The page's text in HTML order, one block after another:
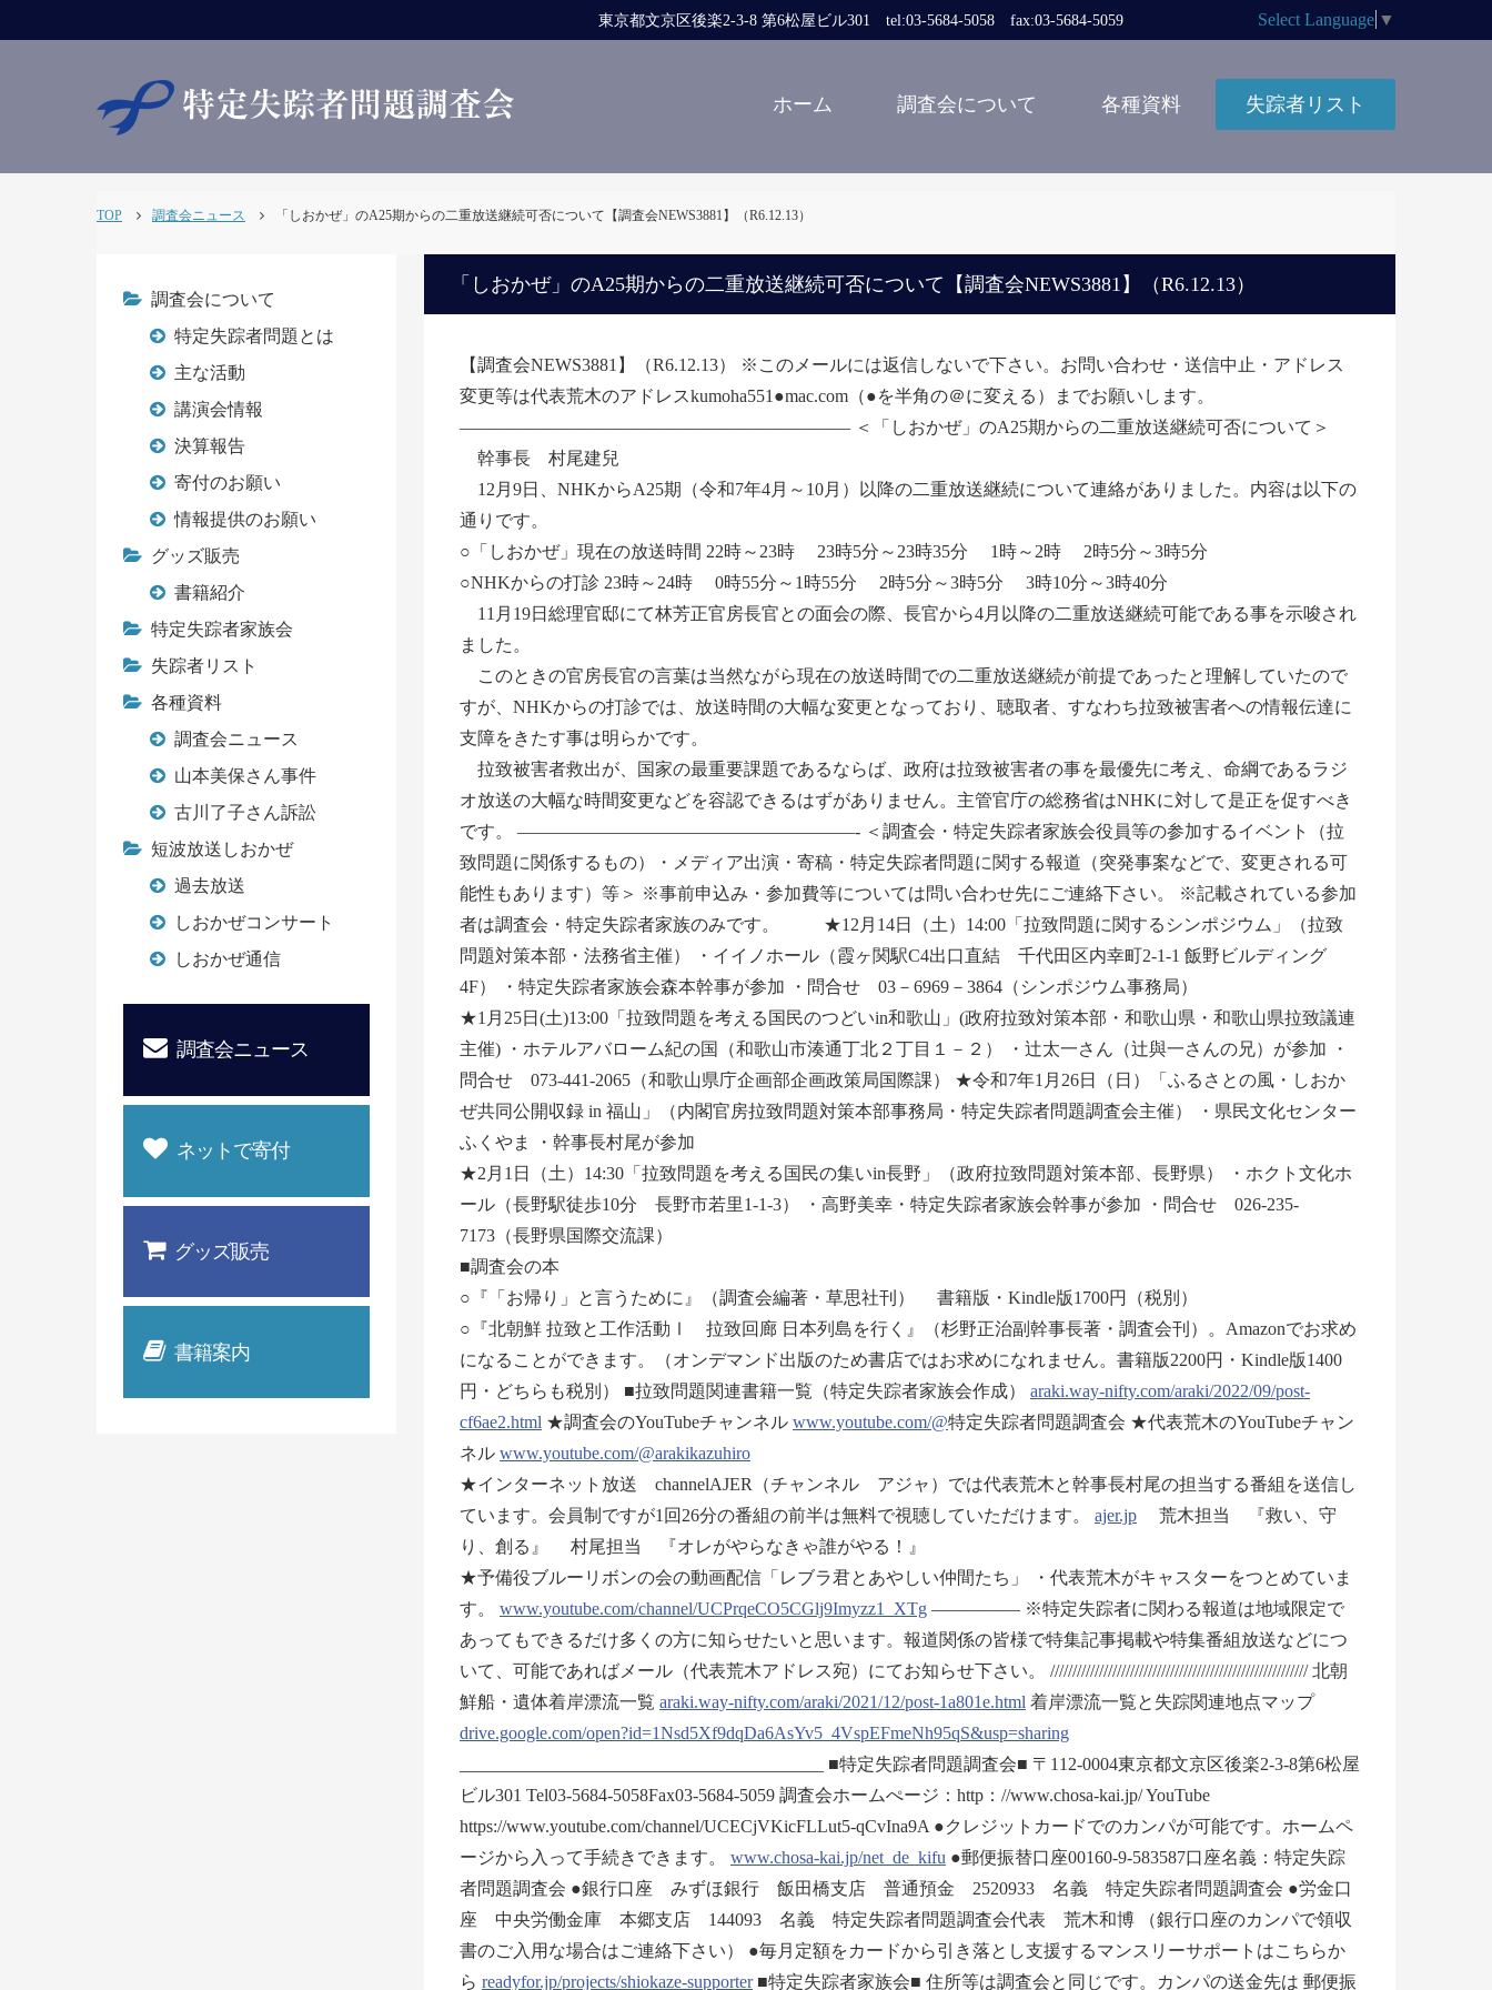
東京都文京区後楽2-3-8 第6松屋ビル301 tel:03-5684-5058 fax:03-5684-5059 Select Language ▼
ホーム 調査会について 各種資料 失踪者リスト
TOP 調査会ニュース 「しおかぜ」のA25期からの二重放送継続可否について【調査会NEWS3881】（R6.12.13）
「しおかぜ」のA25期からの二重放送継続可否について【調査会NEWS3881】（R6.12.13）
【調査会NEWS3881】（R6.12.13） ※このメールには返信しないで下さい。お問い合わせ・送信中止・アドレス
変更等は代表荒木のアドレスkumoha551●mac.com（●を半角の＠に変える）までお願いします。
―――――――――――――――――――――― ＜「しおかぜ」のA25期からの二重放送継続可否について＞
幹事長 村尾建兒
12月9日、NHKからA25期（令和7年4月～10月）以降の二重放送継続について連絡がありました。内容は以下の
通りです。
○「しおかぜ」現在の放送時間 22時～23時 23時5分～23時35分 1時～2時 2時5分～3時5分
○NHKからの打診 23時～24時 0時55分～1時55分 2時5分～3時5分 3時10分～3時40分
11月19日総理官邸にて林芳正官房長官との面会の際、長官から4月以降の二重放送継続可能である事を示唆され
ました。
このときの官房長官の言葉は当然ながら現在の放送時間での二重放送継続が前提であったと理解していたので
すが、NHKからの打診では、放送時間の大幅な変更となっており、聴取者、すなわち拉致被害者への情報伝達に
支障をきたす事は明らかです。
拉致被害者救出が、国家の最重要課題であるならば、政府は拉致被害者の事を最優先に考え、命綱であるラジ
オ放送の大幅な時間変更などを容認できるはずがありません。主管官庁の総務省はNHKに対して是正を促すべき
です。 ―――――――――――――――――――- ＜調査会・特定失踪者家族会役員等の参加するイベント（拉
致問題に関係するもの）・メディア出演・寄稿・特定失踪者問題に関する報道（突発事案などで、変更される可
能性もあります）等＞ ※事前申込み・参加費等については問い合わせ先にご連絡下さい。 ※記載されている参加
者は調査会・特定失踪者家族のみです。 ★12月14日（土）14:00「拉致問題に関するシンポジウム」（拉致
問題対策本部・法務省主催） ・イイノホール（霞ヶ関駅C4出口直結 千代田区内幸町2-1-1 飯野ビルディング
4F） ・特定失踪者家族会森本幹事が参加 ・問合せ 03－6969－3864（シンポジウム事務局）
★1月25日(土)13:00「拉致問題を考える国民のつどいin和歌山」(政府拉致対策本部・和歌山県・和歌山県拉致議連
主催) ・ホテルアバローム紀の国（和歌山市湊通丁北２丁目１－２） ・辻太一さん（辻與一さんの兄）が参加 ・
問合せ 073‐441‐2065（和歌山県庁企画部企画政策局国際課） ★令和7年1月26日（日）「ふるさとの風・しおか
ぜ共同公開収録 in 福山」（内閣官房拉致問題対策本部事務局・特定失踪者問題調査会主催） ・県民文化センター
ふくやま ・幹事長村尾が参加
★2月1日（土）14:30「拉致問題を考える国民の集いin長野」（政府拉致問題対策本部、長野県） ・ホクト文化ホ
ール（長野駅徒歩10分 長野市若里1-1-3） ・高野美幸・特定失踪者家族会幹事が参加 ・問合せ 026-235-
7173（長野県国際交流課）
■調査会の本
○『「お帰り」と言うために』（調査会編著・草思社刊） 書籍版・Kindle版1700円（税別）
○『北朝鮮 拉致と工作活動Ⅰ 拉致回廊 日本列島を行く』（杉野正治副幹事長著・調査会刊）。Amazonでお求め
になることができます。（オンデマンド出版のため書店ではお求めになれません。書籍版2200円・Kindle版1400
円・どちらも税別） ■拉致問題関連書籍一覧（特定失踪者家族会作成） araki.way-nifty.com/araki/2022/09/post-
cf6ae2.html ★調査会のYouTubeチャンネル www.youtube.com/@特定失踪者問題調査会 ★代表荒木のYouTubeチャン
ネル www.youtube.com/@arakikazuhiro
★インターネット放送 channelAJER（チャンネル アジャ）では代表荒木と幹事長村尾の担当する番組を送信し
ています。会員制ですが1回26分の番組の前半は無料で視聴していただけます。 ajer.jp 荒木担当 『救い、守
り、創る』 村尾担当 『オレがやらなきゃ誰がやる！』
★予備役ブルーリボンの会の動画配信「レブラ君とあやしい仲間たち」 ・代表荒木がキャスターをつとめていま
す。 www.youtube.com/channel/UCPrqeCO5CGlj9Imyzz1_XTg ――――― ※特定失踪者に関わる報道は地域限定で
あってもできるだけ多くの方に知らせたいと思います。報道関係の皆様で特集記事掲載や特集番組放送などにつ
いて、可能であればメール（代表荒木アドレス宛）にてお知らせ下さい。 ////////////////////////////////////////////////////////// 北朝
鮮船・遺体着岸漂流一覧 araki.way-nifty.com/araki/2021/12/post-1a801e.html 着岸漂流一覧と失踪関連地点マップ
drive.google.com/open?id=1Nsd5Xf9dqDa6AsYv5_4VspEFmeNh95qS&usp=sharing
_________________________________________ ■特定失踪者問題調査会■ 〒112-0004東京都文京区後楽2-3-8第6松屋
ビル301 Tel03-5684-5058Fax03-5684-5059 調査会ホームぺージ：http：//www.chosa-kai.jp/ YouTube
https://www.youtube.com/channel/UCECjVKicFLLut5-qCvIna9A ●クレジットカードでのカンパが可能です。ホームペ
ージから入って手続きできます。 www.chosa-kai.jp/net_de_kifu ●郵便振替口座00160-9-583587口座名義：特定失踪
者問題調査会 ●銀行口座 みずほ銀行 飯田橋支店 普通預金 2520933 名義 特定失踪者問題調査会 ●労金口
座 中央労働金庫 本郷支店 144093 名義 特定失踪者問題調査会代表 荒木和博 （銀行口座のカンパで領収
書のご入用な場合はご連絡下さい） ●毎月定額をカードから引き落とし支援するマンスリーサポートはこちらか
ら readyfor.jp/projects/shiokaze-supporter■特定失踪者家族会■ 住所等は調査会と同じです。カンパの送金先は 郵便振
調査会について
特定失踪者問題とは
主な活動
講演会情報
決算報告
寄付のお願い
情報提供のお願い
グッズ販売
書籍紹介
特定失踪者家族会
失踪者リスト
各種資料
調査会ニュース
山本美保さん事件
古川了子さん訴訟
短波放送しおかぜ
過去放送
しおかぜコンサート
しおかぜ通信
調査会ニュース
ネットで寄付
グッズ販売
書籍案内